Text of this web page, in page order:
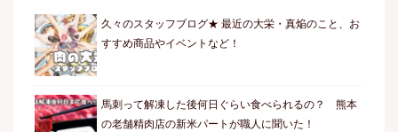
久々のスタッフブログ★ 最近の大栄・真焔のこと、お
すすめ商品やイベントなど！
馬刺って解凍した後何日ぐらい食べられるの？ 熊本
の老舗精肉店の新米パートが職人に聞いた！